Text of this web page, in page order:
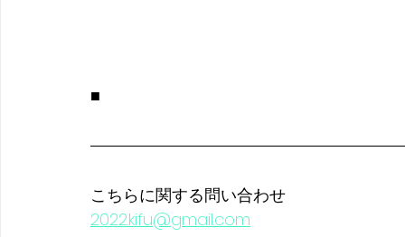
■
こちらに関する問い合わせ
2022.kifu@gmail.com